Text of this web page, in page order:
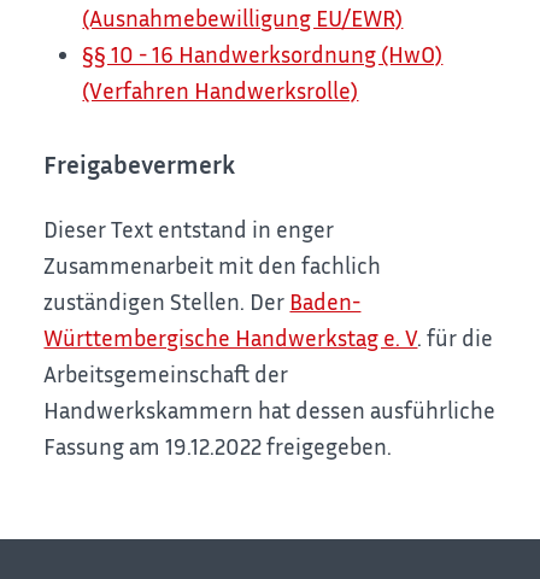
(Ausnahmebewilligung EU/EWR)
§§ 10 - 16 Handwerksordnung (HwO)
(Verfahren Handwerksrolle)
Freigabevermerk
Dieser Text entstand in enger
Zusammenarbeit mit den fachlich
zuständigen Stellen. Der Baden-
Württembergische Handwerkstag e. V. für die
Arbeitsgemeinschaft der
Handwerkskammern hat dessen ausführliche
Fassung am 19.12.2022 freigegeben.